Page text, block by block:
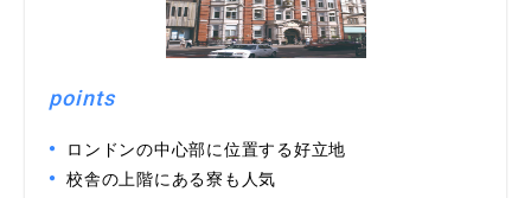
points
ロンドンの中心部に位置する好立地
校舎の上階にある寮も人気